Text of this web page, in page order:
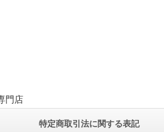
門店
特定商取引法に関する表記